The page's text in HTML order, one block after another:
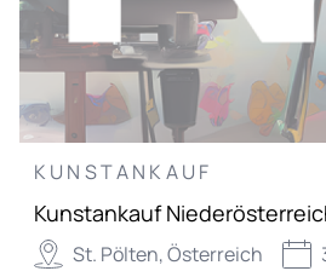
KUNSTANKAUF
Kunstankauf
St. Pölten, Österreich